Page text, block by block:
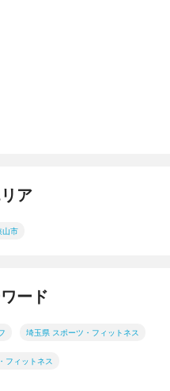
ア
山市
ード
埼玉県 スポーツ・フィットネス
フィットネス